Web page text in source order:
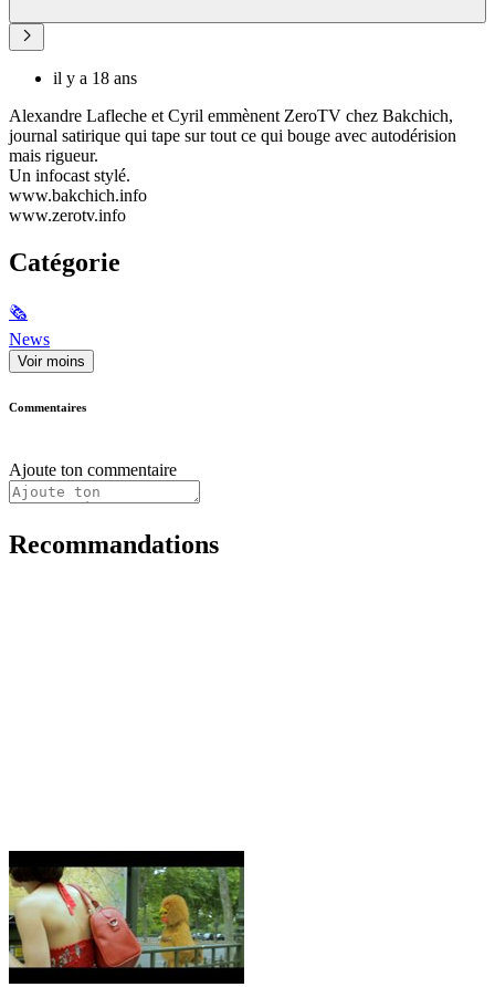
il y a 18 ans
Alexandre Lafleche et Cyril emmènent ZeroTV chez Bakchich,
journal satirique qui tape sur tout ce qui bouge avec autodérision
mais rigueur.
Un infocast stylé.
www.bakchich.info
www.zerotv.info
Catégorie
🗞
News
Voir moins
Commentaires
Ajoute ton commentaire
Recommandations